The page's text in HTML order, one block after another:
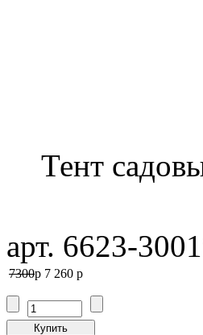
Тент
арт. 6623-
7300p 7 260 p
Купить